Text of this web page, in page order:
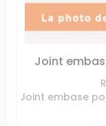
Joint
Joint embase